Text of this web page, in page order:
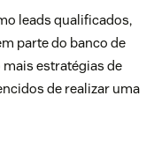
leads qualificados,
parte do banco de
estratégias de
de realizar uma